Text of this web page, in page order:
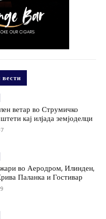
ветар во Струмичко
кај илјада земјоделци
во Аеродром, Илинден,
Паланка и Гостивар